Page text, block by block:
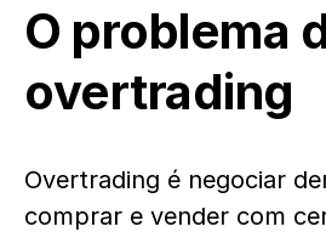
O problema
overtrading
Overtrading é negociar
comprar e vender com